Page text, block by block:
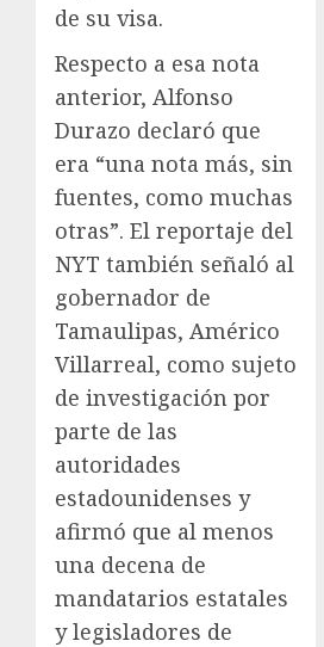
de su visa.
Respecto a esa nota
anterior, Alfonso
Durazo declaró que
era “una nota más, sin
fuentes, como muchas
otras”. El reportaje del
NYT también señaló al
gobernador de
Tamaulipas, Américo
Villarreal, como sujeto
de investigación por
parte de las
autoridades
estadounidenses y
afirmó que al menos
una decena de
mandatarios estatales
y legisladores de